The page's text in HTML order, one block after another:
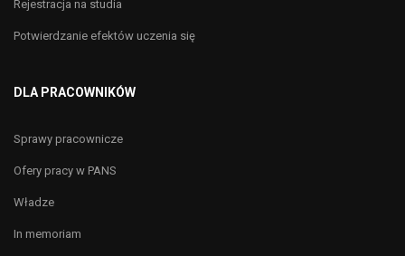
Rejestracja na studia
Potwierdzanie efektów uczenia się
DLA PRACOWNIKÓW
Sprawy pracownicze
Ofery pracy w PANS
Władze
In memoriam